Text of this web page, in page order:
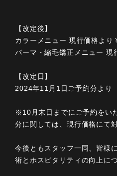
【改定後】
カラーメニュー 現行価格より
パーマ・縮毛矯正メニュー
【改定日】
2024年11月1日ご予約分より
※10月末日までにご予約をい
分に関しては、現行価格にて
今後ともスタッフ一同、皆様
術とホスピタリティの向上に